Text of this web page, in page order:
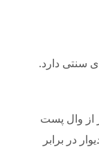
سنتی دارد.
از وال پست
در برابر